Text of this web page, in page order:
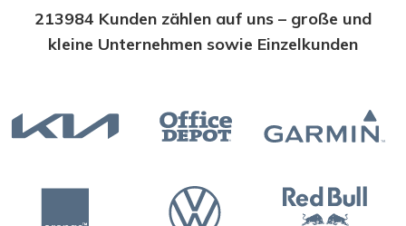
213984 Kunden zählen auf uns – große und
kleine Unternehmen sowie Einzelkunden